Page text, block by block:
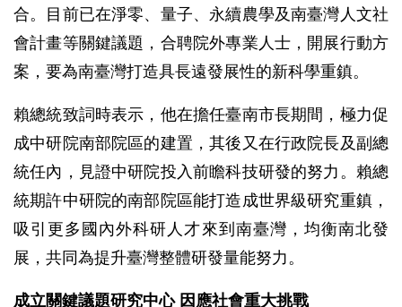
合。目前已在淨零、量子、永續農學及南臺灣人文社
會計畫等關鍵議題，合聘院外專業人士，開展行動方
案，要為南臺灣打造具長遠發展性的新科學重鎮。
賴總統致詞時表示，他在擔任臺南市長期間，極力促
成中研院南部院區的建置，其後又在行政院長及副總
統任內，見證中研院投入前瞻科技研發的努力。賴總
統期許中研院的南部院區能打造成世界級研究重鎮，
吸引更多國內外科研人才來到南臺灣，均衡南北發
展，共同為提升臺灣整體研發量能努力。
成立關鍵議題研究中心 因應社會重大挑戰